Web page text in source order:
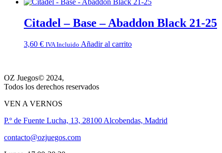
era:
3,60 €.
es:
0,00 €.
Citadel – Base – Abaddon Black 21-25
3,60 € IVA Incluido Añadir al carrito
OZ Juegos© 2024,
Todos los derechos reservados
VEN A VERNOS
P.º de Fuente Lucha, 13, 28100 Alcobendas, Madrid
contacto@ozjuegos.com